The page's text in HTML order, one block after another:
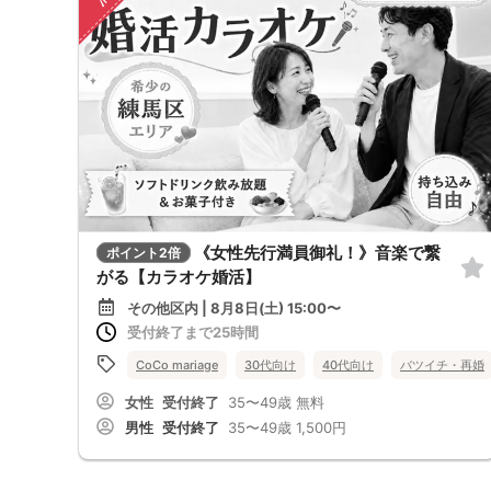
ポイント2倍
《女性先行満員御礼！》音楽で繋
がる【カラオケ婚活】
その他区内 | 8月8日(土) 15:00〜
受付終了まで25時間
CoCo mariage 30代向け 40代向け バツイチ・再婚
女性 受付終了 35〜49歳 無料
男性 受付終了 35〜49歳 1,500円